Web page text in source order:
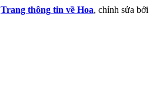
Trang thông tin về Hoa, chỉnh sửa bởi